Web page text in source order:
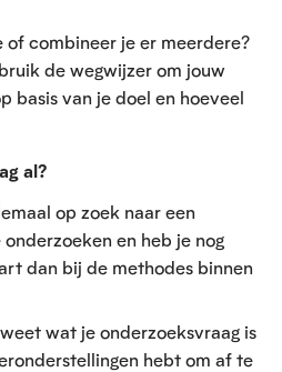
of combineer je er meerdere?
de wegwijzer om jouw
basis van je doel en hoeveel
al?
op zoek naar een
en heb je nog
dan bij de methodes binnen
wat je onderzoeksvraag is
hebt om af te